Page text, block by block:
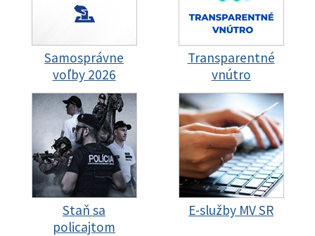
Samosprávne
voľby 2026
Transparentné
vnútro
Staň sa
policajtom
E-služby MV SR